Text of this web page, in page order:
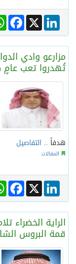
X
LinkedIn
مزارعو وادي
تُهدروا تعب عامٍ
هدفاً .. التفاصيل
المقالات
X
LinkedIn
الراية الخضراء
قمة البروس